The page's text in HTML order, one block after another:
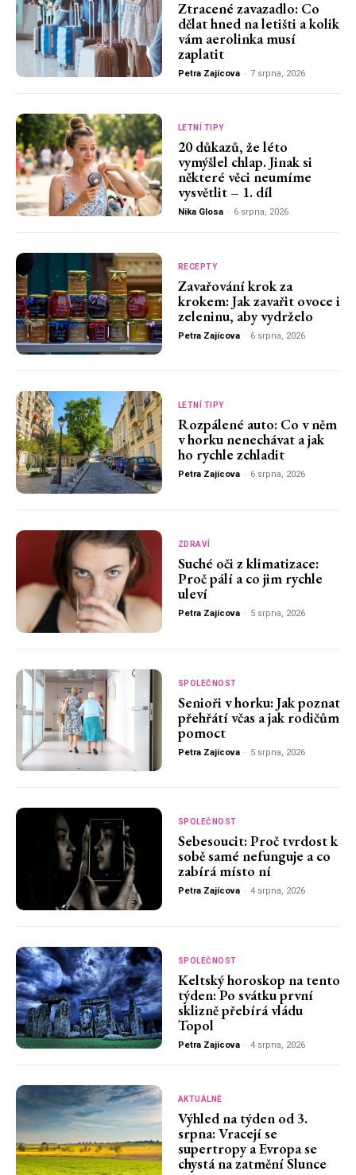
Ztracené zavazadlo: Co
dělat hned na letišti a kolik
vám aerolinka musí
zaplatit
Petra Zajícova - 7 srpna, 2026
LETNÍ TIPY
20 důkazů, že léto
vymýšlel chlap. Jinak si
některé věci neumíme
vysvětlit – 1. díl
Nika Glosa - 6 srpna, 2026
RECEPTY
Zavařování krok za
krokem: Jak zavařit ovoce i
zeleninu, aby vydrželo
Petra Zajícova - 6 srpna, 2026
LETNÍ TIPY
Rozpálené auto: Co v něm
v horku nenechávat a jak
ho rychle zchladit
Petra Zajícova - 6 srpna, 2026
ZDRAVÍ
Suché oči z klimatizace:
Proč pálí a co jim rychle
uleví
Petra Zajícova - 5 srpna, 2026
SPOLEČNOST
Senioři v horku: Jak poznat
přehřátí včas a jak rodičům
pomoct
Petra Zajícova - 5 srpna, 2026
SPOLEČNOST
Sebesoucit: Proč tvrdost k
sobě samé nefunguje a co
zabírá místo ní
Petra Zajícova - 4 srpna, 2026
SPOLEČNOST
Keltský horoskop na tento
týden: Po svátku první
sklizně přebírá vládu
Topol
Petra Zajícova - 4 srpna, 2026
AKTUÁLNĚ
Výhled na týden od 3.
srpna: Vracejí se
supertropy a Evropa se
chystá na zatmění Slunce